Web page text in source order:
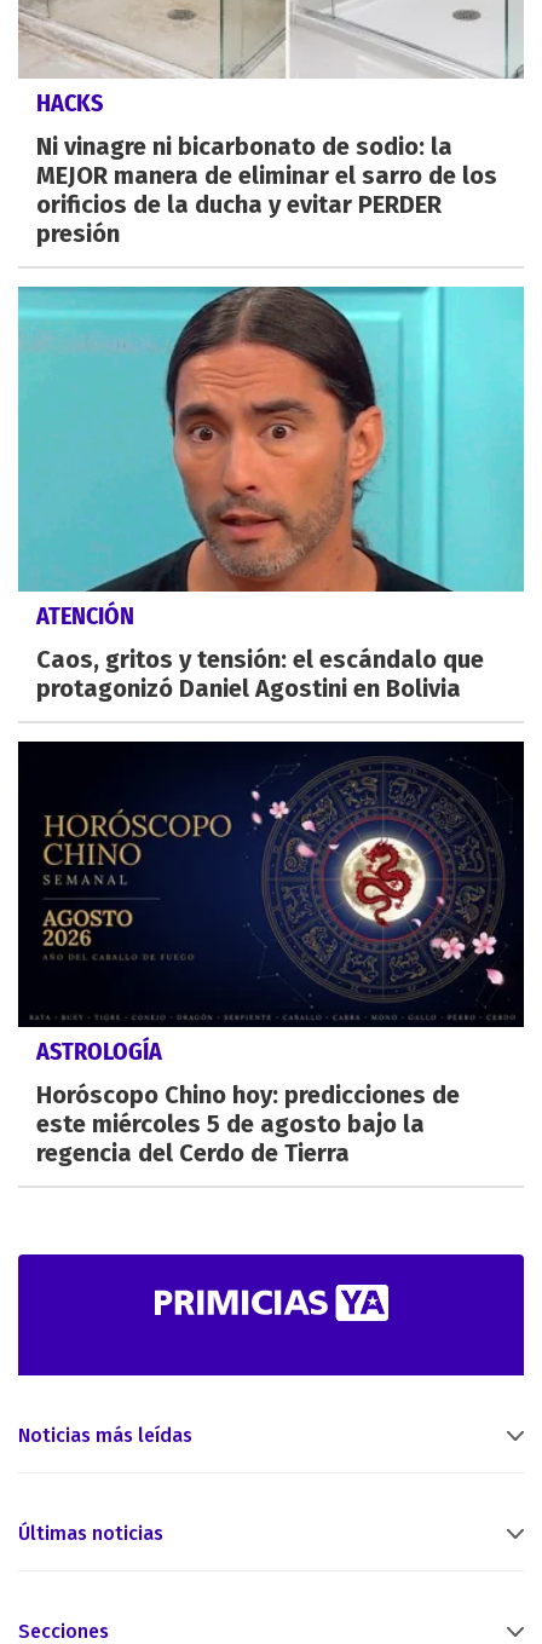
HACKS
Ni vinagre ni bicarbonato de sodio: la
MEJOR manera de eliminar el sarro de los
orificios de la ducha y evitar PERDER
presión
ATENCIÓN
Caos, gritos y tensión: el escándalo que
protagonizó Daniel Agostini en Bolivia
ASTROLOGÍA
Horóscopo Chino hoy: predicciones de
este miércoles 5 de agosto bajo la
regencia del Cerdo de Tierra
Noticias más leídas
Últimas noticias
Secciones